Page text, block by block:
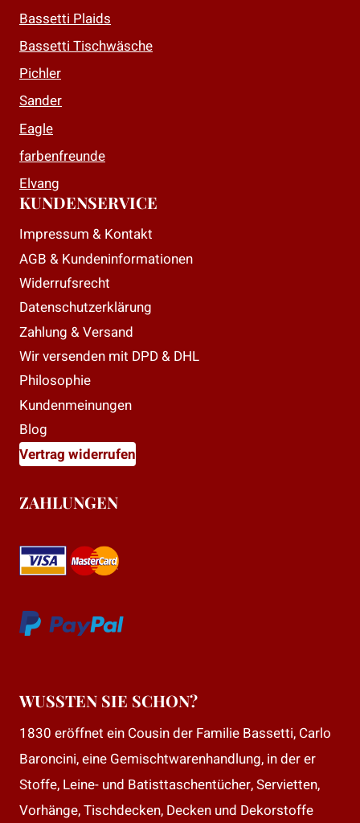
auf
der
gewählt
werden
Bassetti Plaids
Bassetti Tischwäsche
Pichler
Sander
Eagle
farbenfreunde
Elvang
KUNDENSERVICE
Impressum & Kontakt
AGB & Kundeninformationen
Widerrufsrecht
Datenschutzerklärung
Zahlung & Versand
Wir versenden mit DPD & DHL
Philosophie
Kundenmeinungen
Blog
Vertrag widerrufen
ZAHLUNGEN
WUSSTEN SIE SCHON?
1830 eröffnet ein Cousin der Familie Bassetti, Carlo
Baroncini, eine Gemischtwarenhandlung, in der er
Stoffe, Leine- und Batisttaschentücher, Servietten,
Vorhänge, Tischdecken, Decken und Dekorstoffe